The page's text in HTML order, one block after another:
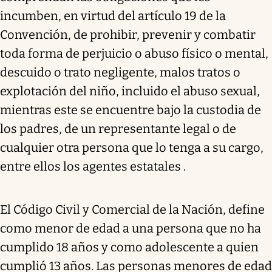
incumben, en virtud del artículo 19 de la
Convención, de prohibir, prevenir y combatir
toda forma de perjuicio o abuso físico o mental,
descuido o trato negligente, malos tratos o
explotación del niño, incluido el abuso sexual,
mientras este se encuentre bajo la custodia de
los padres, de un representante legal o de
cualquier otra persona que lo tenga a su cargo,
entre ellos los agentes estatales .
El Código Civil y Comercial de la Nación, define
como menor de edad a una persona que no ha
cumplido 18 años y como adolescente a quien
cumplió 13 años. Las personas menores de edad